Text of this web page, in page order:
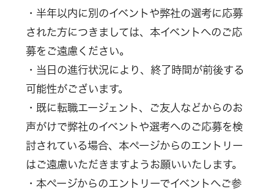
・半年以内に別のイベントや弊社の選考に応募
された方につきましては、本イベントへのご応
募をご遠慮ください。
・当日の進行状況により、終了時間が前後する
可能性がございます。
・既に転職エージェント、ご友人などからのお
声がけで弊社のイベントや選考へのご応募を検
討されている場合、本ページからのエントリー
はご遠慮いただきますようお願いいたします。
・本ページからのエントリーでイベントへご参